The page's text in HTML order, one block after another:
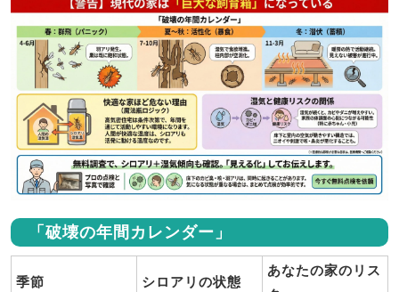
「破壊の年間カレンダー」
季節 シロアリの状態
あなたの家のリス